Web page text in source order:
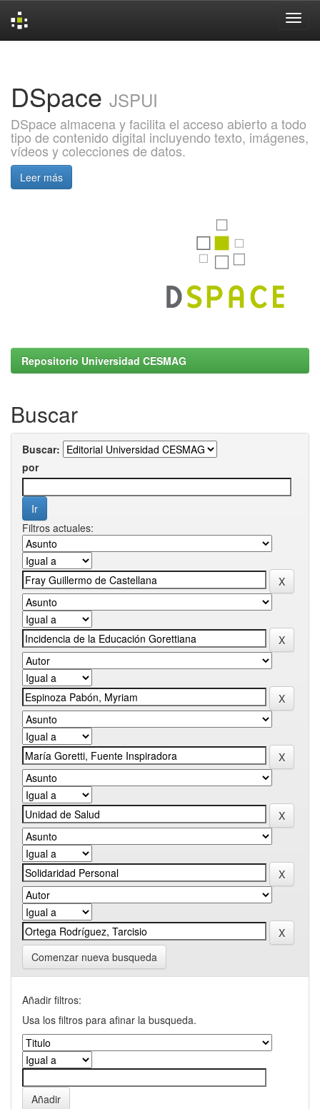
DSpace JSPUI
DSpace almacena y facilita el acceso abierto a todo
tipo de contenido digital incluyendo texto, imágenes,
vídeos y colecciones de datos.
Leer más
Repositorio Universidad CESMAG
Buscar
Buscar:
por
Filtros actuales:
Comenzar nueva busqueda
Añadir filtros:
Usa los filtros para afinar la busqueda.